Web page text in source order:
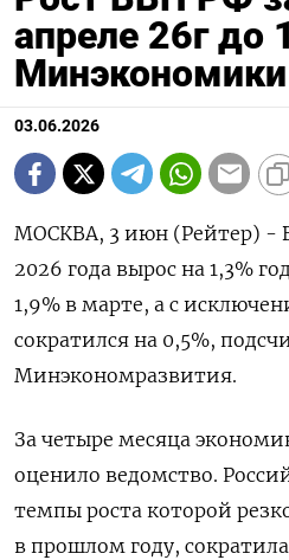
апреле 26г до
Минэкономики
03.06.2026
МОСКВА, 3 июн (Рейтер) -
2026 года вырос ‌на 1,3%
1,9% в ​марте, ​а ​с
⁠сократился на ‌0,5%,
Минэкономразвития.
За четыре ‌месяца
оценило ведомство.
темпы ‌роста которой
в прошлом году,